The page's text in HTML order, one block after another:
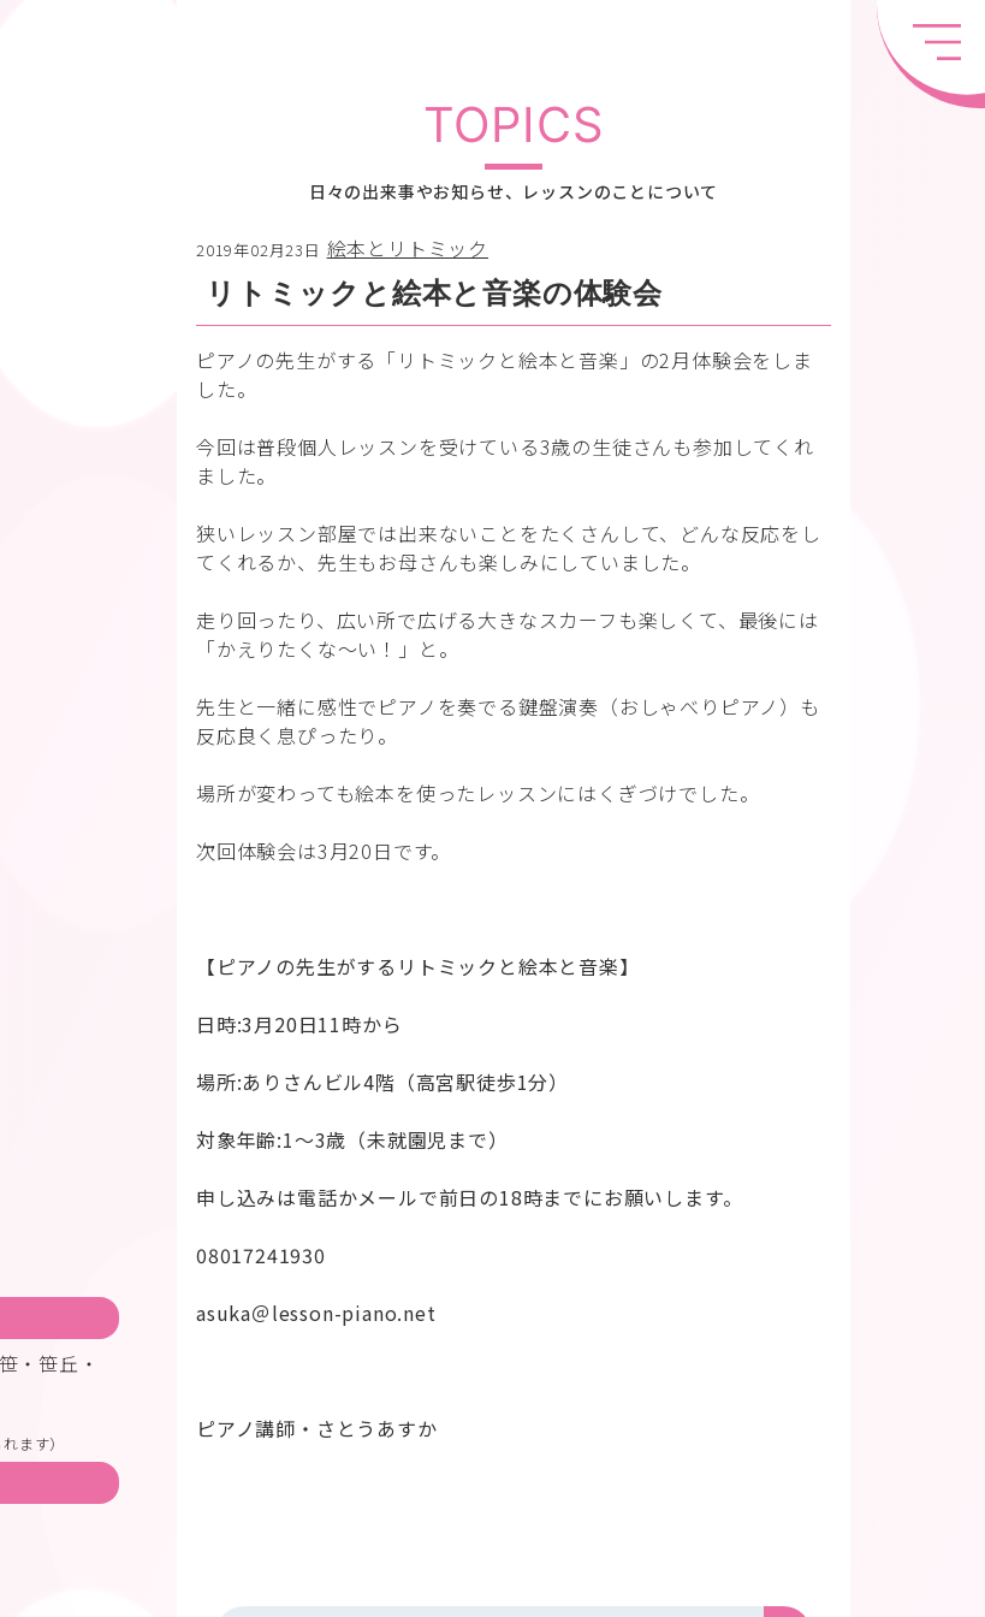
TOPICS
日々の出来事やお知らせ、レッスンのことについて
2019年02月23日 絵本とリトミック
リトミックと絵本と音楽の体験会
ピアノの先生がする「リトミックと絵本と音楽」の2月体験会をしま
した。
今回は普段個人レッスンを受けている3歳の生徒さんも参加してくれ
ました。
狭いレッスン部屋では出来ないことをたくさんして、どんな反応をし
てくれるか、先生もお母さんも楽しみにしていました。
走り回ったり、広い所で広げる大きなスカーフも楽しくて、最後には
「かえりたくな〜い！」と。
先生と一緒に感性でピアノを奏でる鍵盤演奏（おしゃべりピアノ）も
反応良く息ぴったり。
場所が変わっても絵本を使ったレッスンにはくぎづけでした。
次回体験会は3月20日です。
【ピアノの先生がするリトミックと絵本と音楽】
日時:3月20日11時から
場所:ありさんビル4階（高宮駅徒歩1分）
対象年齢:1〜3歳（未就園児まで）
申し込みは電話かメールで前日の18時までにお願いします。
08017241930
asuka＠lesson-piano.net
ピアノ講師・さとうあすか
・笹丘・
ます）